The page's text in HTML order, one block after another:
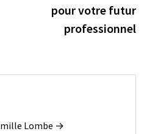
pour votre futur
professionnel
Lombe →